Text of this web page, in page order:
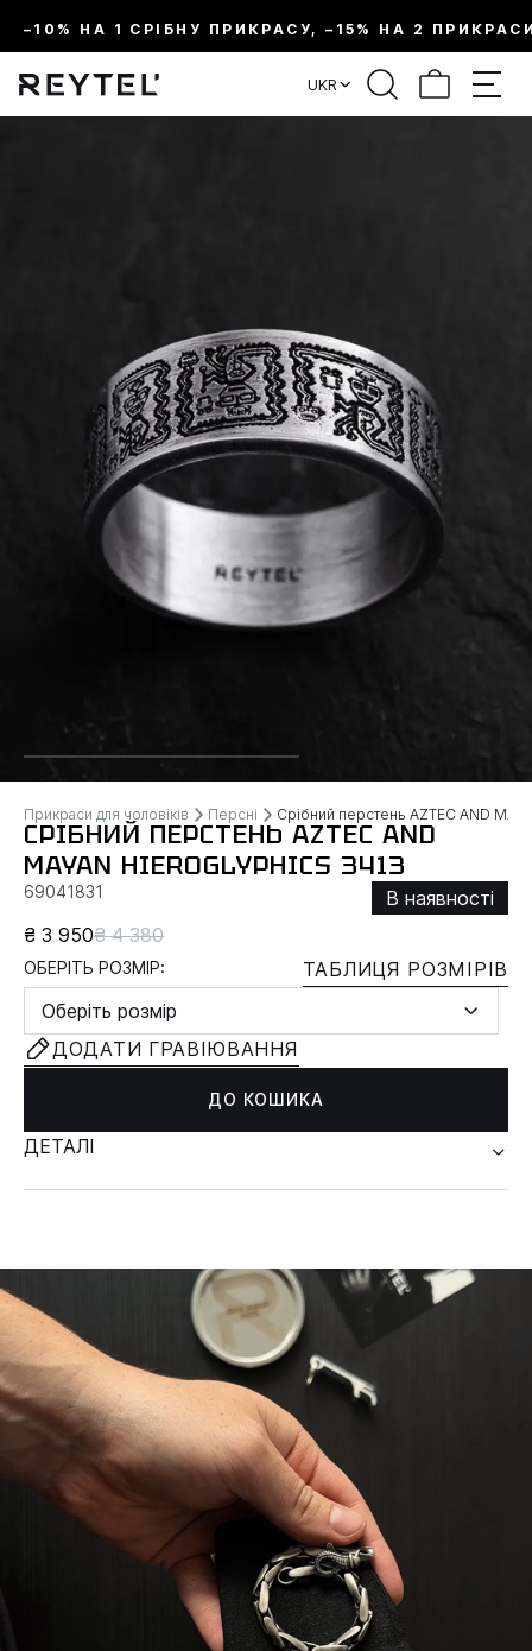
–10% НА 1 СРІБНУ ПРИКРАСУ, –15% НА 2
UKR
Прикраси для чоловіків Персні Срібний перстень AZTEC AND
СРІБНИЙ ПЕРСТЕНЬ AZTEC AND
MAYAN HIEROGLYPHICS 3413
69041831
В наявності
₴ 3 950₴ 4 380
ОБЕРІТЬ РОЗМІР:
ТАБЛИЦЯ РОЗМІРІВ
Оберіть розмір
ДОДАТИ ГРАВІЮВАННЯ
ДО КОШИКА
ДЕТАЛІ